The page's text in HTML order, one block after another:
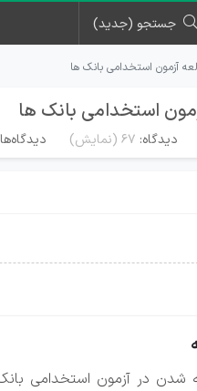
جستجو (جدید)
آزمون استخدامی بانک ها
استخدامی بانک ها
دیدگاه: 67 (نمایش)
شدن در آزمون استخدامی